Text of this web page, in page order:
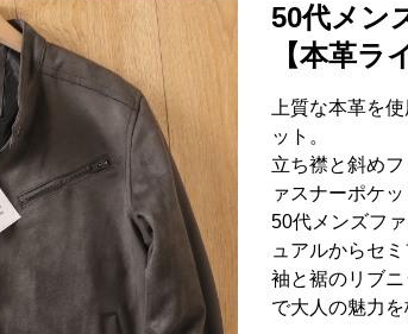
50代メン
【本革ラ
上質な本革を
ット。
立ち襟と斜め
ァスナーポケ
50代メンズフ
ュアルからセ
袖と裾のリブ
で大人の魅力を